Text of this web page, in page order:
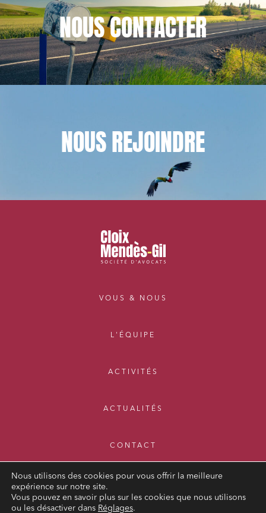
NOUSCONTACTER
NOUSREJOINDRE
VOUS & NOUS
L'ÉQUIPE
ACTIVITÉS
ACTUALITÉS
CONTACT
Nous utilisons des cookies pour vous offrir la meilleure
expérience sur notre site.
Vous pouvez en savoir plus sur les cookies que nous utilisons
ou les désactiver dans Réglages.